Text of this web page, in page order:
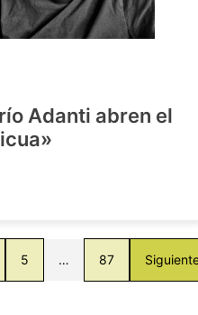
Adanti abren el
5 … 87